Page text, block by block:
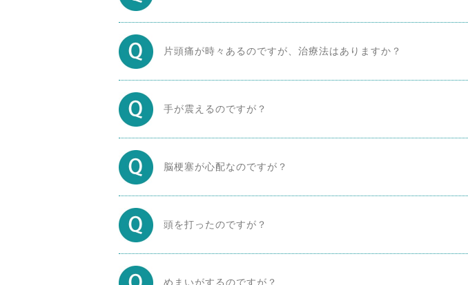
片頭痛が時々あるのですが、治療法はありますか？
手が震えるのですが？
脳梗塞が心配なのですが？
頭を打ったのですが？
めまいがするのですが？